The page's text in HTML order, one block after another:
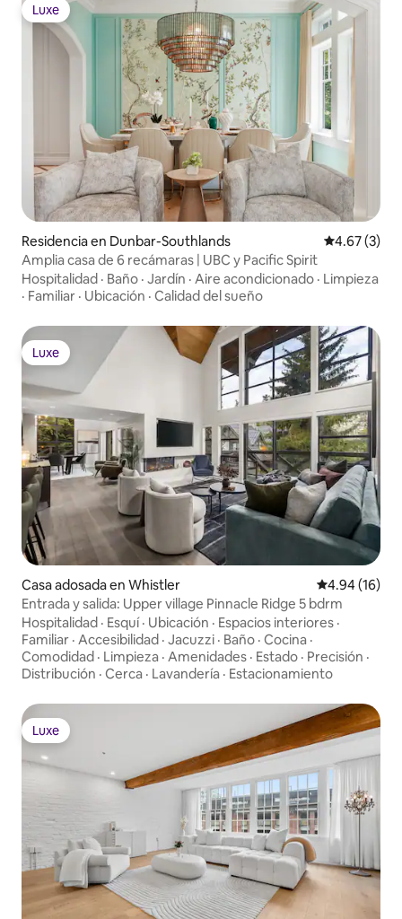
Luxe
Luxe
Residencia en Dunbar-Southlands Calificación
4.67 (3)
Amplia casa de 6 recámaras | UBC y Pacific Spirit
Hospitalidad · Baño · Jardín · Aire acondicionado · Limpieza
· Familiar · Ubicación · Calidad del sueño
Luxe
Luxe
Casa adosada en Whistler Calificación
4.94 (16)
Entrada y salida: Upper village Pinnacle Ridge 5 bdrm
Hospitalidad · Esquí· Ubicación · Espacios interiores ·
Familiar · Accesibilidad · Jacuzzi · Baño · Cocina ·
Comodidad · Limpieza · Amenidades · Estado · Precisión ·
Distribución · Cerca · Lavandería · Estacionamiento
Luxe
Luxe